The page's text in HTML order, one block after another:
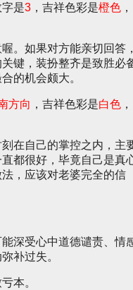
字是3 ，吉祥色彩是橙色 ，
。如果对方能亲切回答
键，装扮整齐是致胜必
的机会颇大。
方向 ，吉祥色彩是白色 ，
在自己的掌控之内，主
都很好，毕竟自己是真
，应该对老婆完全的信
深受心中道德谴责、情
补过失。
本。